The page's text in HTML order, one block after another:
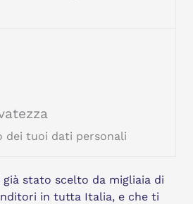
dei tuoi dati personali
già stato scelto da migliaia di
in tutta Italia, e che ti